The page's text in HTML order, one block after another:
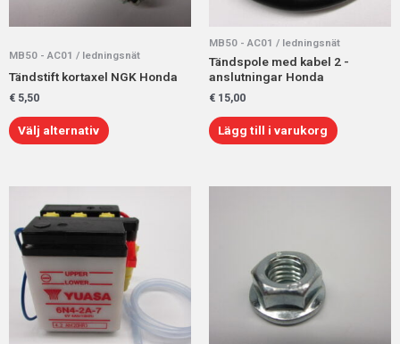
MB50 - AC01 / ledningsnät
Tändstift kortaxel NGK Honda
€ 5,50
Välj alternativ
kan
väljas
MB50 - AC01 / ledningsnät
Tändspole med kabel 2 -
anslutningar Honda
€ 15,00
Lägg till i varukorg